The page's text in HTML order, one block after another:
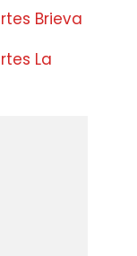
Brieva
La